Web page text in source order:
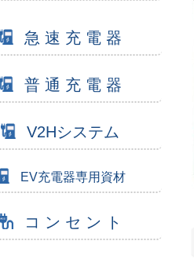
急 速 充 電 器
普 通 充 電 器
V2Hシステム
EV充電器専用資材
コ ン セ ン ト